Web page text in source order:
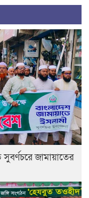
জামায়াতের